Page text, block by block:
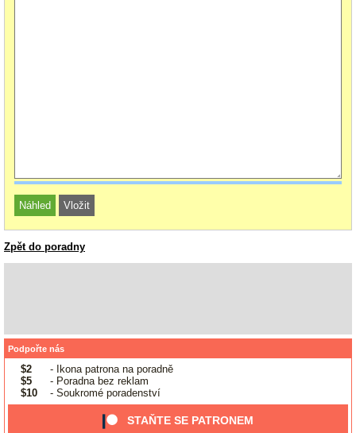
Zpět do poradny
Podpořte nás
$2
- Ikona patrona na poradně
$5
- Poradna bez reklam
$10
- Soukromé poradenství
STAŇTE SE PATRONEM